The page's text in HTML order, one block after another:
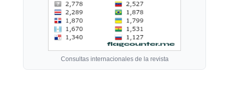
Consultas internacionales de la revista